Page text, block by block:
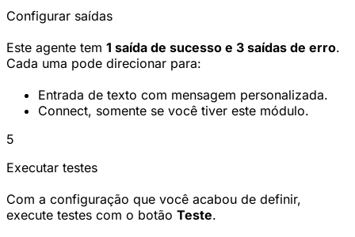
Configurar saídas
Este agente tem 1 saída de sucesso e 3 saídas de erro.
Cada uma pode direcionar para:
Entrada de texto com mensagem personalizada.
Connect, somente se você tiver este módulo.
5
Executar testes
Com a configuração que você acabou de definir,
execute testes com o botão Teste.